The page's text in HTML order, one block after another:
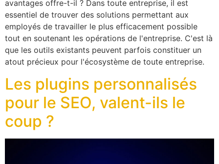
avantages offre-t-il ? Dans toute entreprise, il est
essentiel de trouver des solutions permettant aux
employés de travailler le plus efficacement possible
tout en soutenant les opérations de l'entreprise. C'est là
que les outils existants peuvent parfois constituer un
atout précieux pour l'écosystème de toute entreprise.
Les plugins personnalisés
pour le SEO, valent-ils le
coup ?